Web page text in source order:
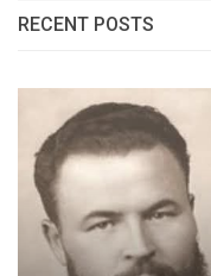
RECENT POSTS